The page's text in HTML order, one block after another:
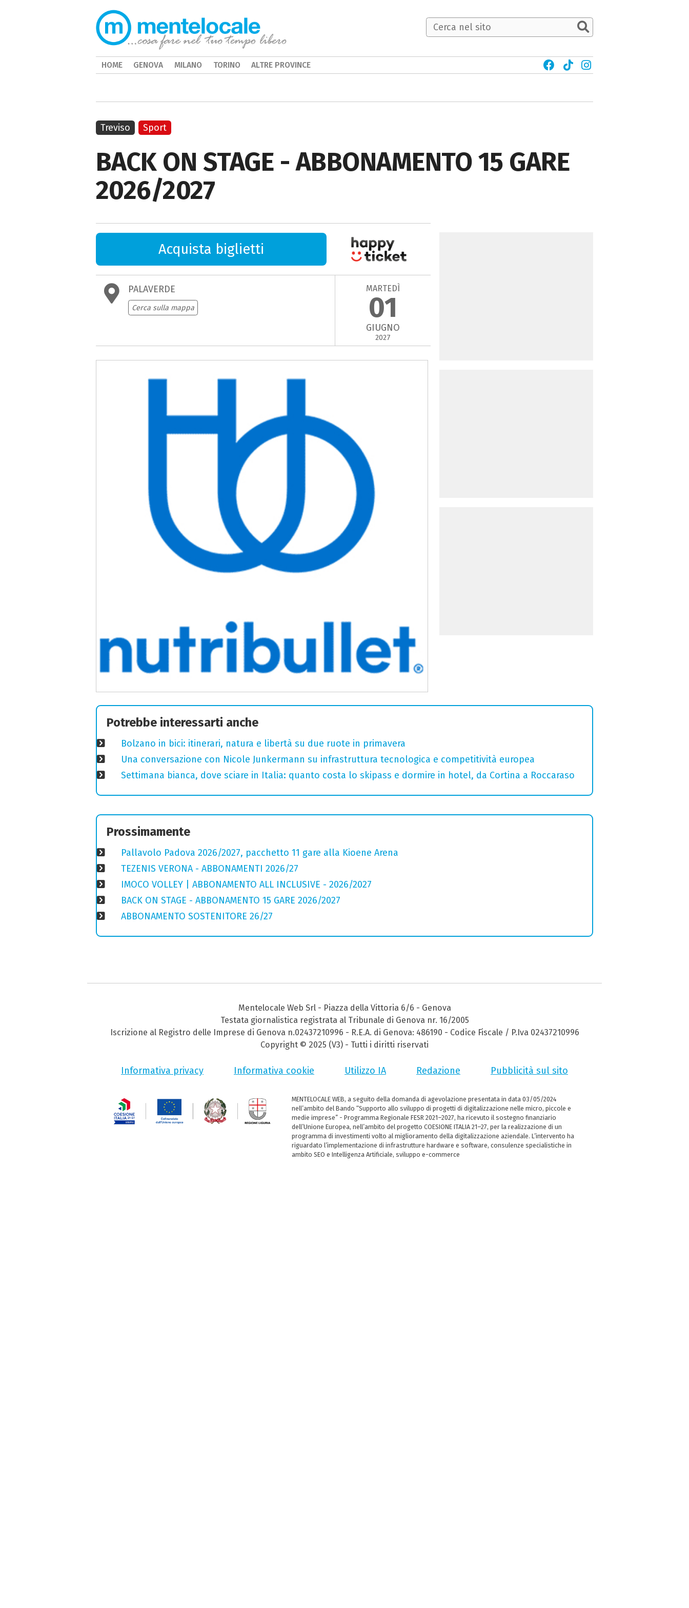
BACK ON STAGE - ABBONAMENTO 15 GARE
2026/2027
Acquista biglietti
PALAVERDE
Cerca sulla mappa
MARTEDÌ
01
GIUGNO
2027
Treviso Sport
Potrebbe interessarti anche
Bolzano in bici: itinerari, natura e libertà su due ruote in primavera
Una conversazione con Nicole Junkermann su infrastruttura tecnologica e competitività europea
Settimana bianca, dove sciare in Italia: quanto costa lo skipass e dormire in hotel, da Cortina a Roccaraso
Prossimamente
Pallavolo Padova 2026/2027, pacchetto 11 gare alla Kioene Arena
TEZENIS VERONA - ABBONAMENTI 2026/27
IMOCO VOLLEY | ABBONAMENTO ALL INCLUSIVE - 2026/2027
BACK ON STAGE - ABBONAMENTO 15 GARE 2026/2027
ABBONAMENTO SOSTENITORE 26/27
HOME GENOVA MILANO TORINO ALTRE PROVINCE
Mentelocale Web Srl - Piazza della Vittoria 6/6 - Genova
Testata giornalistica registrata al Tribunale di Genova nr. 16/2005
Iscrizione al Registro delle Imprese di Genova n.02437210996 - R.E.A. di Genova: 486190 - Codice Fiscale / P.Iva 02437210996
Copyright © 2025 (V3) - Tutti i diritti riservati
Informativa privacy Informativa cookie Utilizzo IA Redazione Pubblicità sul sito
MENTELOCALE WEB, a seguito della domanda di agevolazione presentata in data 03/05/2024
nell’ambito del Bando “Supporto allo sviluppo di progetti di digitalizzazione nelle micro, piccole e
medie imprese” - Programma Regionale FESR 2021–2027, ha ricevuto il sostegno finanziario
dell’Unione Europea, nell’ambito del progetto COESIONE ITALIA 21–27, per la realizzazione di un
programma di investimenti volto al miglioramento della digitalizzazione aziendale. L’intervento ha
riguardato l’implementazione di infrastrutture hardware e software, consulenze specialistiche in
ambito SEO e Intelligenza Artificiale, sviluppo e-commerce